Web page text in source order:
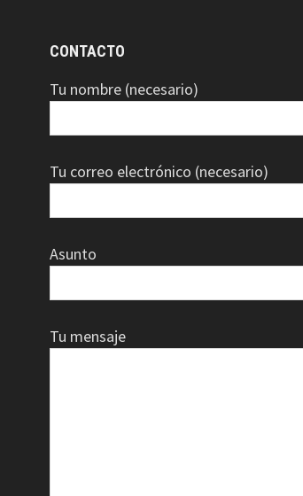
CONTACTO
Tu nombre (necesario)
Tu correo electrónico (necesario)
Asunto
Tu mensaje